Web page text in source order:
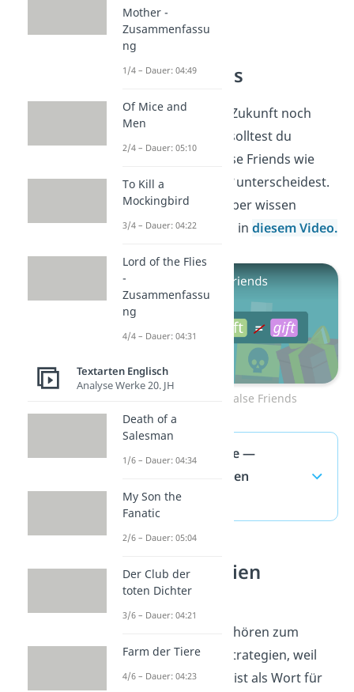
False Friends
Damit du Texte in Zukunft noch
besser verstehst, solltest du
wissen, wie du False Friends wie
Who? und
unterscheidest.
Alles, was du darüber wissen
musst, erfährst du indiesem Video.
Zum Video: False Friends
Englische Texte —
häufigste Fragen
(ausklappen)
Lesestrategien
verstehen
Englische Texte gehören zum
Themenfeld Lesestrategien, weil
gutes Lesen mehr ist als Wort für
Mother -
Zusammenfassu
ng
1/4 – Dauer: 04:49
Of Mice and
Men
2/4 – Dauer: 05:10
To Kill a
Mockingbird
3/4 – Dauer: 04:22
Lord of the Flies
-
Zusammenfassu
ng
4/4 – Dauer: 04:31
Textarten Englisch
Analyse Werke 20. JH
Death of a
Salesman
1/6 – Dauer: 04:34
My Son the
Fanatic
2/6 – Dauer: 05:04
Der Club der
toten Dichter
3/6 – Dauer: 04:21
Farm der Tiere
4/6 – Dauer: 04:23